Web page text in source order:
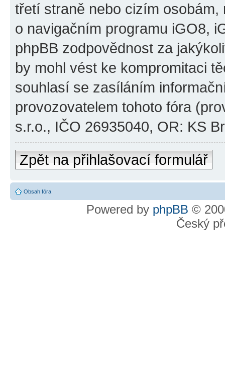
třetí straně nebo cizím
o navigačním programu iGO8,
phpBB zodpovědnost za
by mohl vést ke kompromitaci
souhlasí se zasíláním
provozovatelem tohoto fóra
s.r.o., IČO 26935040, OR: KS
Zpět na přihlašovací formulář
Obsah fóra
Powered by phpBB ©
Český